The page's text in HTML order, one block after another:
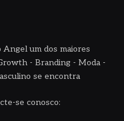
um dos maiores
- Branding - Moda -
se encontra
se conosco: